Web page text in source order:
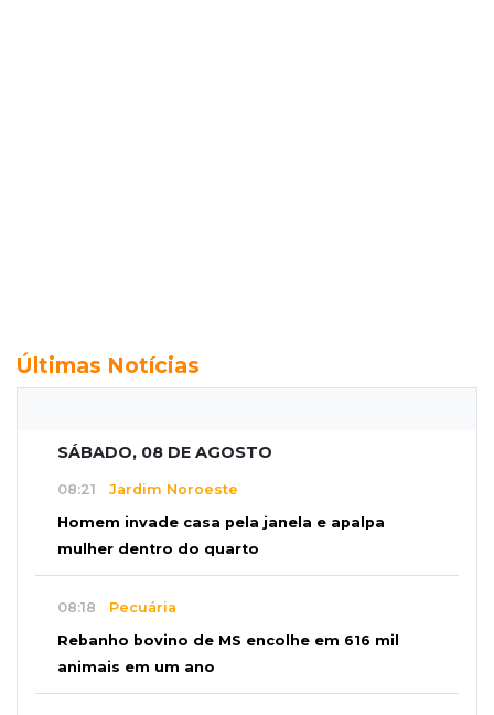
Últimas Notícias
SÁBADO, 08 DE AGOSTO
08:21 Jardim Noroeste
Homem invade casa pela janela e apalpa
mulher dentro do quarto
08:18 Pecuária
Rebanho bovino de MS encolhe em 616 mil
animais em um ano